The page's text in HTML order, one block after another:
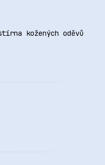
kožených oděvů